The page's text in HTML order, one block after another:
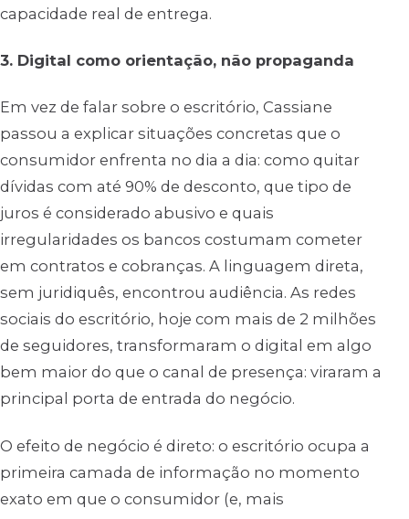
capacidade real de entrega.
3. Digital como orientação, não propaganda
Em vez de falar sobre o escritório, Cassiane
passou a explicar situações concretas que o
consumidor enfrenta no dia a dia: como quitar
dívidas com até 90% de desconto, que tipo de
juros é considerado abusivo e quais
irregularidades os bancos costumam cometer
em contratos e cobranças. A linguagem direta,
sem juridiquês, encontrou audiência. As redes
sociais do escritório, hoje com mais de 2 milhões
de seguidores, transformaram o digital em algo
bem maior do que o canal de presença: viraram a
principal porta de entrada do negócio.
O efeito de negócio é direto: o escritório ocupa a
primeira camada de informação no momento
exato em que o consumidor (e, mais